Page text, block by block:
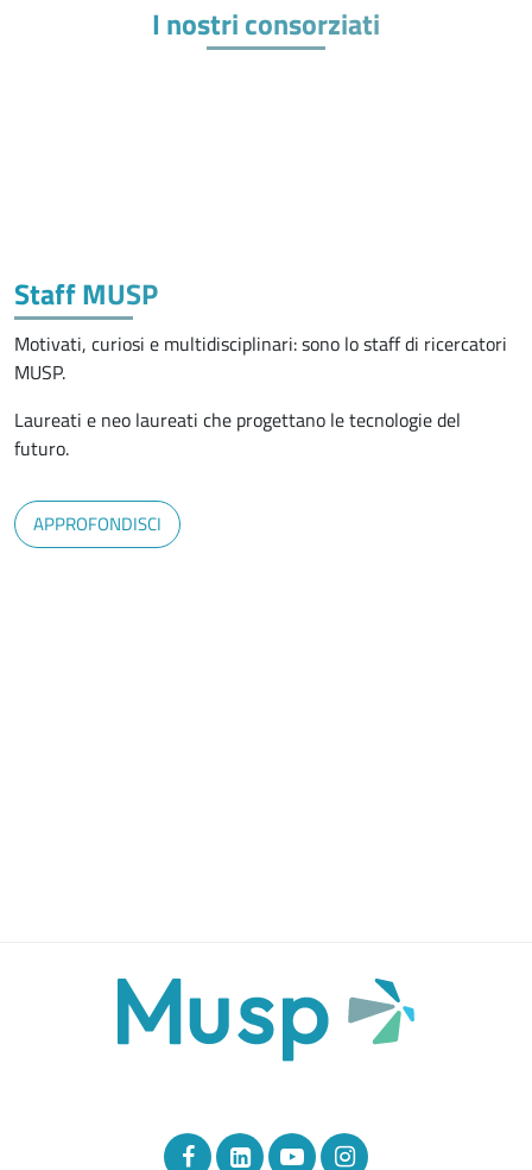
I nostri consorziati
Staff MUSP
Motivati, curiosi e multidisciplinari: sono lo staff di ricercatori
MUSP.
Laureati e neo laureati che progettano le tecnologie del
futuro.
APPROFONDISCI